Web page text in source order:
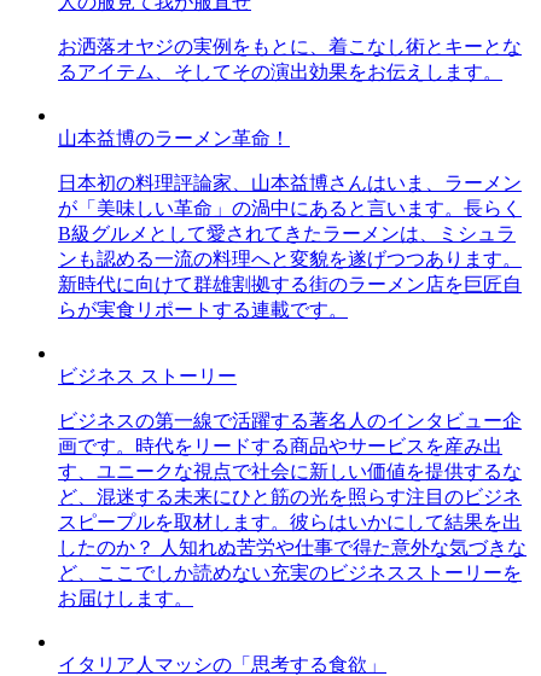
お洒落オヤジの実例をもとに、着こなし術とキーとな
るアイテム、そしてその演出効果をお伝えします。
山本益博のラーメン革命！
日本初の料理評論家、山本益博さんはいま、ラーメン
が「美味しい革命」の渦中にあると言います。長らく
B級グルメとして愛されてきたラーメンは、ミシュラ
ンも認める一流の料理へと変貌を遂げつつあります。
新時代に向けて群雄割拠する街のラーメン店を巨匠自
らが実食リポートする連載です。
ビジネス ストーリー
ビジネスの第一線で活躍する著名人のインタビュー企
画です。時代をリードする商品やサービスを産み出
す、ユニークな視点で社会に新しい価値を提供するな
ど、混迷する未来にひと筋の光を照らす注目のビジネ
スピープルを取材します。彼らはいかにして結果を出
したのか？ 人知れぬ苦労や仕事で得た意外な気づきな
ど、ここでしか読めない充実のビジネスストーリーを
お届けします。
イタリア人マッシの「思考する食欲」